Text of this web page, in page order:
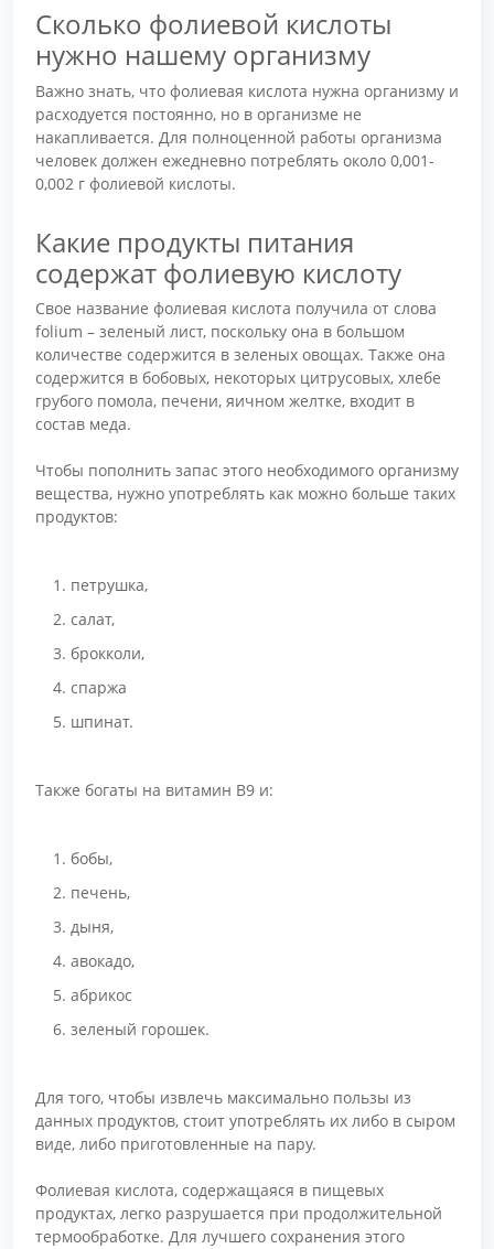
Сколько фолиевой кислоты
нужно нашему организму
Важно знать, что фолиевая кислота нужна организму и
расходуется постоянно, но в организме не
накапливается. Для полноценной работы организма
человек должен ежедневно потреблять около 0,001-
0,002 г фолиевой кислоты.
Какие продукты питания
содержат фолиевую кислоту
Свое название фолиевая кислота получила от слова
folium – зеленый лист, поскольку она в большом
количестве содержится в зеленых овощах. Также она
содержится в бобовых, некоторых цитрусовых, хлебе
грубого помола, печени, яичном желтке, входит в
состав меда.
Чтобы пополнить запас этого необходимого организму
вещества, нужно употреблять как можно больше таких
продуктов:
петрушка,
салат,
брокколи,
спаржа
шпинат.
Также богаты на витамин В9 и:
бобы,
печень,
дыня,
авокадо,
абрикос
зеленый горошек.
Для того, чтобы извлечь максимально пользы из
данных продуктов, стоит употреблять их либо в сыром
виде, либо приготовленные на пару.
Фолиевая кислота, содержащаяся в пищевых
продуктах, легко разрушается при продолжительной
термообработке. Для лучшего сохранения этого